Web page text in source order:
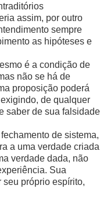
assim, por outro
sempre
as hipóteses e
é a condição de
não se há de
proposição poderá
de qualquer
saber de sua falsidade
de sistema,
a uma verdade criada
verdade dada, não
Sua
próprio espírito,